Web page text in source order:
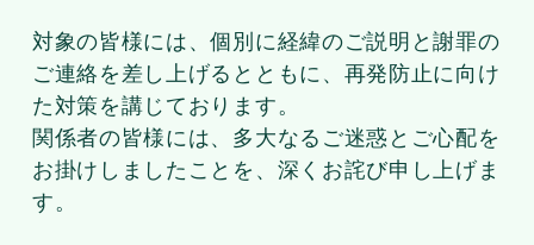
対象の皆様には、個別に経緯のご説明と謝罪の
ご連絡を差し上げるとともに、 再発防止に向け
た対策を講じております。
関係者の皆様には、 多大なるご迷惑とご心配を
お掛けしましたことを、 深くお詫び申し上げま
す。